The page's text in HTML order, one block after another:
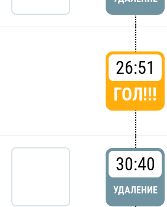
26:51
ГОЛ!!!
30:40
УДАЛЕНИЕ